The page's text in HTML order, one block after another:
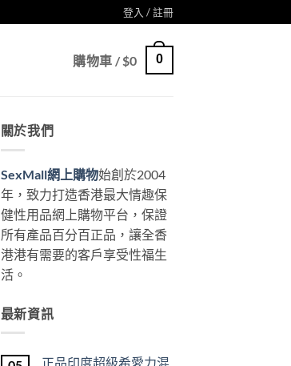
登入 / 註冊
購物車 /$0 0
關於我們
SexMall網上購物始創於2004
年，致力打造香港最大情趣保
健性用品網上購物平台，保證
所有產品百分百正品，讓全香
港港有需要的客戶享受性福生
活。
最新資訊
正品印度超級希愛力混